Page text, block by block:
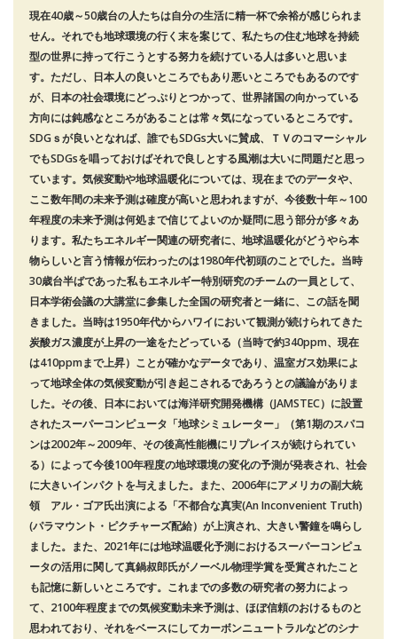
現在40歳～50歳台の人たちは自分の生活に精一杯で余裕が感じられま
せん。それでも地球環境の行く末を案じて、私たちの住む地球を持続
型の世界に持って行こうとする努力を続けている人は多いと思いま
す。ただし、日本人の良いところでもあり悪いところでもあるのです
が、日本の社会環境にどっぷりとつかって、世界諸国の向かっている
方向には鈍感なところがあることは常々気になっているところです。
SDGｓが良いとなれば、誰でもSDGs大いに賛成、ＴＶのコマーシャル
でもSDGsを唱っておけばそれで良しとする風潮は大いに問題だと思っ
ています。気候変動や地球温暖化については、現在までのデータや、
ここ数年間の未来予測は確度が高いと思われますが、今後数十年～100
年程度の未来予測は何処まで信じてよいのか疑問に思う部分が多々あ
ります。私たちエネルギー関連の研究者に、地球温暖化がどうやら本
物らしいと言う情報が伝わったのは1980年代初頭のことでした。当時
30歳台半ばであった私もエネルギー特別研究のチームの一員として、
日本学術会議の大講堂に参集した全国の研究者と一緒に、この話を聞
きました。当時は1950年代からハワイにおいて観測が続けられてきた
炭酸ガス濃度が上昇の一途をたどっている（当時で約340ppm、現在
は410ppmまで上昇）ことが確かなデータであり、温室ガス効果によ
って地球全体の気候変動が引き起こされるであろうとの議論がありま
した。その後、日本においては海洋研究開発機構（JAMSTEC）に設置
されたスーパーコンピュータ「地球シミュレーター」（第1期のスパコ
ンは2002年～2009年、その後高性能機にリプレイスが続けられてい
る）によって今後100年程度の地球環境の変化の予測が発表され、社会
に大きいインパクトを与えました。また、2006年にアメリカの副大統
領 アル・ゴア氏出演による「不都合な真実(An Inconvenient Truth)
(パラマウント・ピクチャーズ配給）が上演され、大きい警鐘を鳴らし
ました。また、2021年には地球温暖化予測におけるスーパーコンピュ
ータの活用に関して真鍋叔郎氏がノーベル物理学賞を受賞されたこと
も記憶に新しいところです。これまでの多数の研究者の努力によっ
て、2100年程度までの気候変動未来予測は、ほぼ信頼のおけるものと
思われており、それをベースにしてカーボンニュートラルなどのシナ